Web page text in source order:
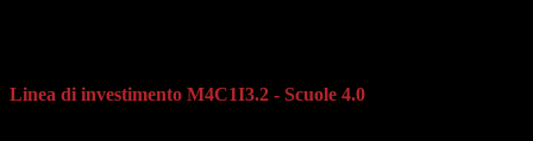
Linea di investimento M4C1I3.2 - Scuole 4.0